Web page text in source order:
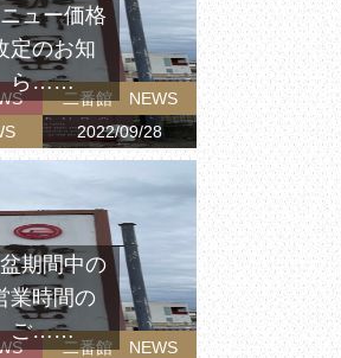
二番館 NEWS
2022/09/28
ュー価格
定のお知
ら……
二番館 NEWS
期間中の
業時間の
ご……